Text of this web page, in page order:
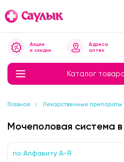
Каталог
Акции
и скидки
Адреса
аптек
Главная Лекарственные препараты
Мочеполовая система
по Алфавиту А-Я